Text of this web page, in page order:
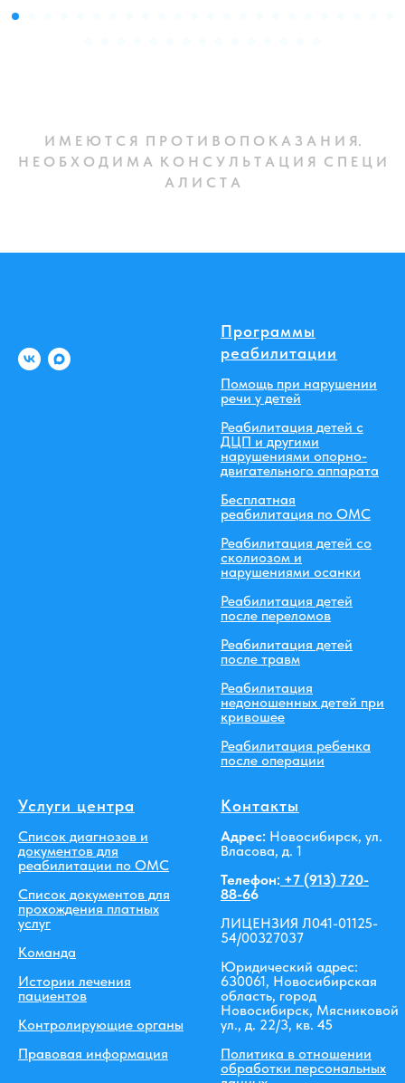
И М Е Ю Т С Я П Р О Т И В О П О К А З А Н И Я.
Н Е О Б Х О Д И М А К О Н С У Л Ь Т А Ц И Я С П Е Ц И
А Л И С Т А
Программы
реабилитации
Помощь при нарушении
речи у детей
Реабилитация детей с
ДЦП и другими
нарушениями опорно-
двигательного аппарата
Бесплатная
реабилитация по ОМС
Реабилитация детей со
сколиозом и
нарушениями осанки
Реабилитация детей
после переломов
Реабилитация детей
после травм
Реабилитация
недоношенных детей при
кривошее
Реабилитация ребенка
после операции
Услуги центра
Список диагнозов и
документов для
реабилитации по ОМС
Список документов для
прохождения платных
услуг
Команда
Истории лечения
пациентов
Контролирующие органы
Правовая информация
Контакты
Адрес: Новосибирск, ул.
Власова, д. 1
Телефон: +7 (913) 720-
88-66
ЛИЦЕНЗИЯ Л041-01125-
54/00327037
Юридический адрес:
630061, Новосибирская
область, город
Новосибирск, Мясниковой
ул., д. 22/3, кв. 45
Политика в отношении
обработки персональных